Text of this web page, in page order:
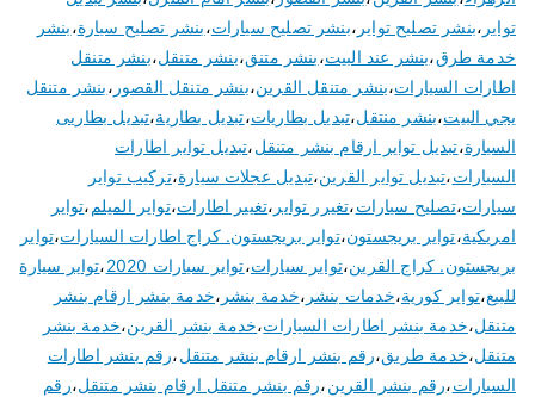
تواير ،بنشر تصليح تواير ،بنشر تصليح سيارات،بنشر تصليح سيارة،بنشر
خدمة طرق،بنشر عند البيت،بنشر متنق،بنشر متنقل،بنشر متنقل
اطارات السيارات،بنشر متنقل القرين،بنشر متنقل القصور ،بنشر متنقل
يجي البيت،بنشر منتقل،تبديل بطاريات،تبديل بطارية،تبديل بطاريى
السيارة،تبديل تواير ارقام بنشر متنقل،تبديل تواير اطارات
السيارات،تبديل تواير القرين،تبديل عجلات سيارة،تركيب تواير
سيارات،تصليح سيارات،تغيرر تواير ،تغيير اطارات،تواير الميلم ،تواير
امريكية،تواير بريجستون،تواير بريجستون. كراج اطارات السيارات،تواير
بريجستون. كراج القرين،تواير سيارات،تواير سيارات 2020 ،تواير سيارة
للبيع،تواير كورية،خدمات بنشر ،خدمة بنشر ،خدمة بنشر ارقام بنشر
متنقل،خدمة بنشر اطارات السيارات،خدمة بنشر القرين،خدمة بنشر
متنقل،خدمة طريق،رقم بنشر ارقام بنشر متنقل،رقم بنشر اطارات
السيارات،رقم بنشر القرين،رقم بنشر متنقل ارقام بنشر متنقل،رقم